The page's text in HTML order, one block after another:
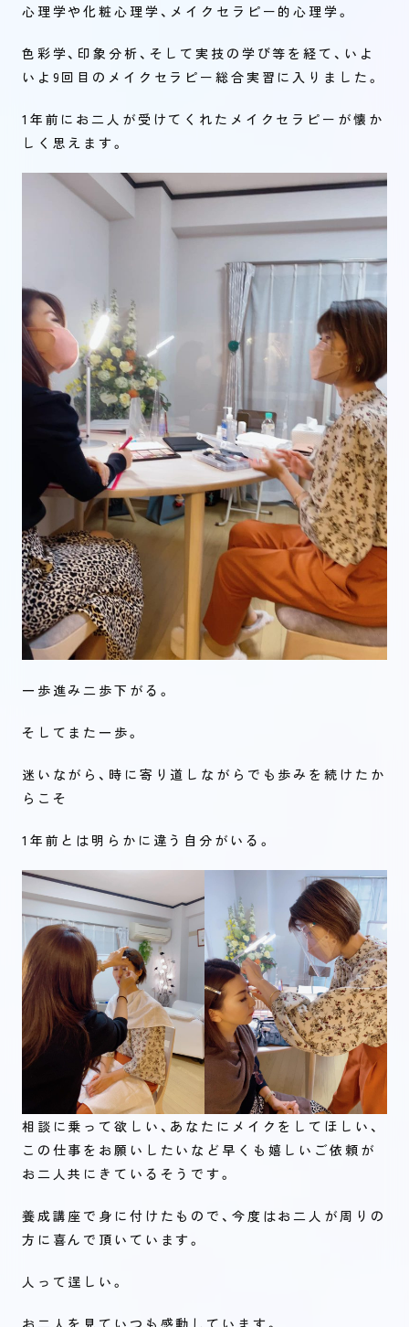
心理学や化粧心理学、メイクセラピー的心理学。
色彩学、印象分析、そして実技の学び等を経て、いよ
いよ9回目のメイクセラピー総合実習に入りました。
1年前にお二人が受けてくれたメイクセラピーが懐か
しく思えます。
一歩進み二歩下がる。
そしてまた一歩。
迷いながら、時に寄り道しながらでも歩みを続けたか
らこそ
1年前とは明らかに違う自分がいる。
相談に乗って欲しい、あなたにメイクをしてほしい、
この仕事をお願いしたいなど早くも嬉しいご依頼が
お二人共にきているそうです。
養成講座で身に付けたもので、今度はお二人が周りの
方に喜んで頂いています。
人って逞しい。